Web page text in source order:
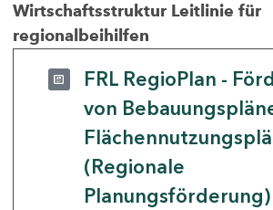
Wirtschaftsstruktur Leitlinie für
regionalbeihilfen
FRL RegioPlan -
von
(Regionale
Planungsförderung)